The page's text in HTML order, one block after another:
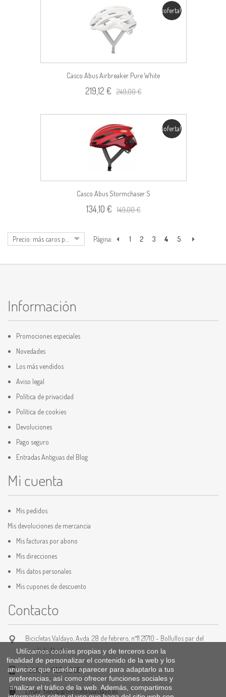
Utilizamos cookies propias y de terceros con la
finalidad de personalizar el contenido de la web y los
anuncios que puedan aparecer para adaptarlo a tus
preferencias, así como ofrecer funciones sociales y
analizar el tráfico de la web. Además, compartimos
¡oferta!
Casco Abus Airbreaker Pure White
219,12 € 249,00 €
¡oferta!
Casco Abus Stormchaser S
134,10 € 149,00 €
Precio: más caros primero Página: 1 2 3 4 5
Información
Promociones especiales
Novedades
Los más vendidos
Aviso legal
Política de privacidad
Política de cookies
Devoluciones
Pago seguro
Entradas Antiguas del Blog
Mi cuenta
Mis pedidos
Mis devoluciones de mercancia
Mis facturas por abono
Mis direcciones
Mis datos personales
Mis cupones de descuento
Contacto
Bicicletas Valdayo, Avda. 28 de febrero, nº11 21710 - Bollullos par del
condado Huelva
Teléfono: 959 410 554
Email:tienda@bicicletasvaldayo.es